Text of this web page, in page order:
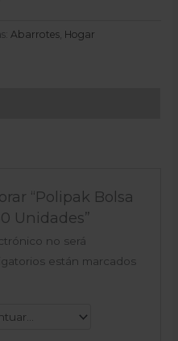
Abarrotes Hogar
“Polipak Bolsa
Unidades”
no será
están marcados